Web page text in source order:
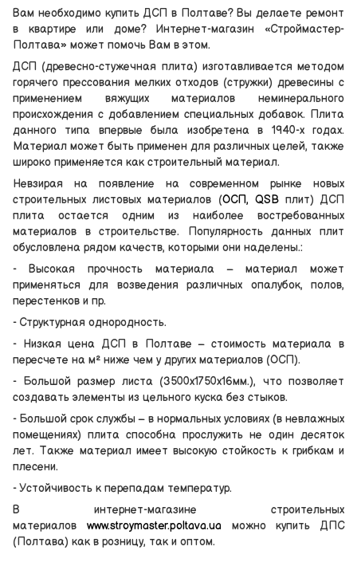
Вам необходимо купить ДСП в Полтаве? Вы делаете ремонт
в квартире или доме? Интернет-магазин «Строймастер-
Полтава» может помочь Вам в этом.
ДСП (древесно-стужечная плита) изготавливается методом
горячего прессования мелких отходов (стружки) древесины с
применением вяжущих материалов неминерального
происхождения с добавлением специальных добавок. Плита
данного типа впервые была изобретена в 1940-х годах.
Материал может быть применен для различных целей, также
широко применяется как строительный материал.
Невзирая на появление на современном рынке новых
строительных листовых материалов (ОСП, QSBплит) ДСП
плита остается одним из наиболее востребованных
материалов в строительстве. Популярность данных плит
обусловлена рядом качеств, которыми они наделены.:
- Высокая прочность материала – материал может
применяться для возведения различных опалубок, полов,
перестенков и пр.
- Структурная однородность.
- Низкая цена ДСП в Полтаве – стоимость материала в
пересчете на м² ниже чем у других материалов (ОСП).
- Большой размер листа (3500х1750х16мм.), что позволяет
создавать элементы из цельного куска без стыков.
- Большой срок службы – в нормальных условиях (в невлажных
помещениях) плита способна прослужить не один десяток
лет. Также материал имеет высокую стойкость к грибкам и
плесени.
- Устойчивость к перепадам температур.
В интернет-магазине строительных
материалов www.stroymaster.poltava.ua можно купить ДПС
(Полтава) как в розницу, так и оптом.